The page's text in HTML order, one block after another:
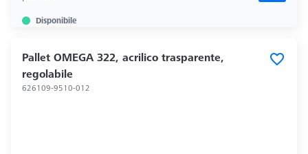
Disponibile
Pallet OMEGA 322, acrilico trasparente,
regolabile
626109-9510-012